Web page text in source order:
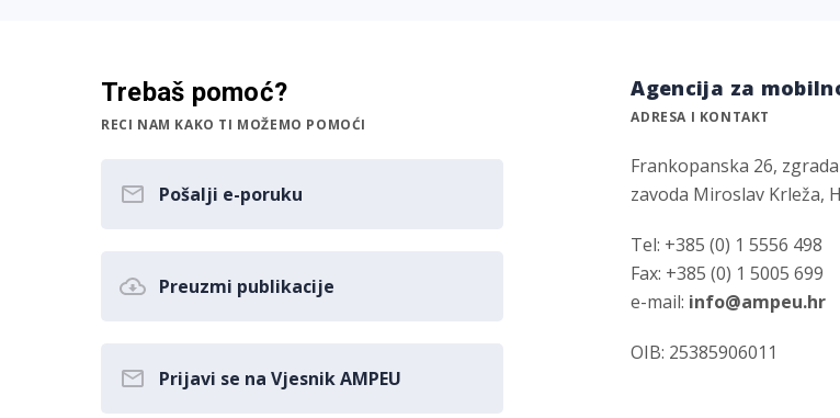
Trebaš pomoć?
RECI NAM KAKO TI MOŽEMO POMOĆI
Pošalji e-poruku
Preuzmi publikacije
Prijavi se na Vjesnik AMPEU
Agencija za
ADRESA I KONTAKT
Frankopanska 26,
zavoda Miroslav Krleža,
Tel: +385 (0) 1 5556 498
Fax: +385 (0) 1 5005 699
e-mail: info@ampeu.hr
OIB: 25385906011